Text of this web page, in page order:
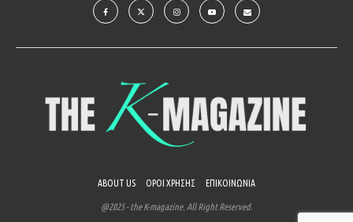
ABOUT US ΟΡΟΙ ΧΡΗΣΗΣ ΕΠΙΚΟΙΝΩΝΙΑ
@2025 - the K-magazine. All Right Reserved.